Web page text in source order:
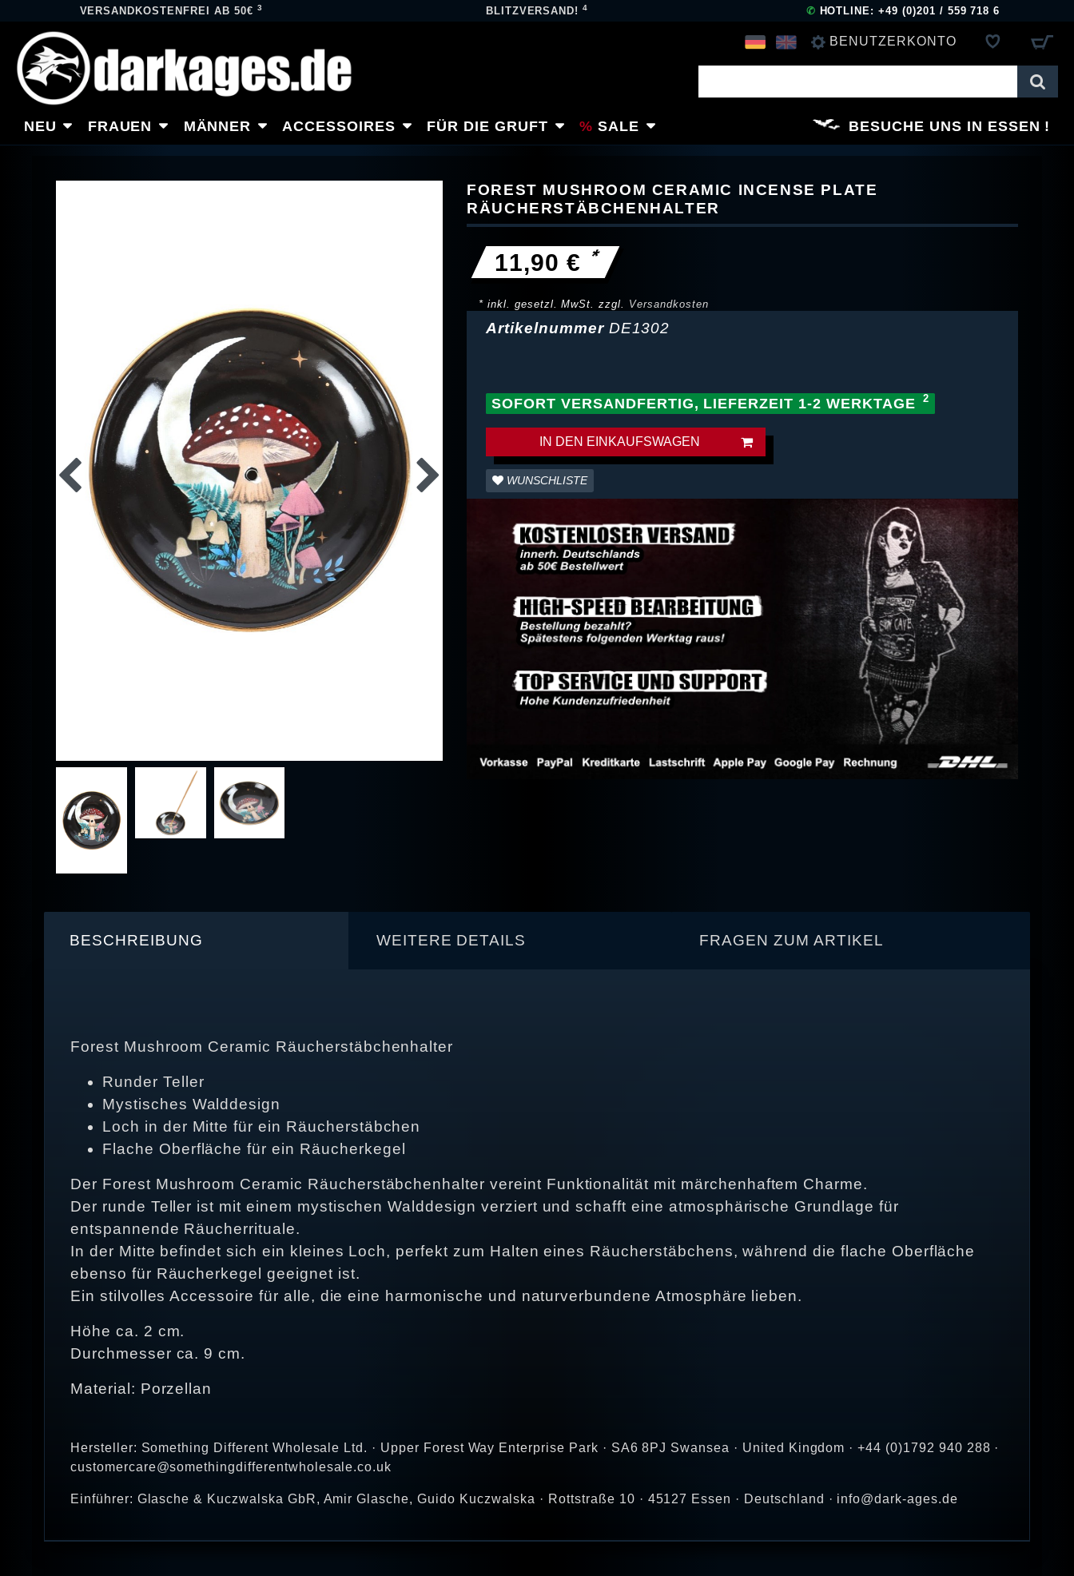
VERSANDKOSTENFREI AB 50€ 3 BLITZVERSAND!4 ✆ HOTLINE: +49 (0)201 / 559 718 6
BENUTZERKONTO
REGISTRIEREN
NEU FRAUEN MÄNNER ACCESSOIRES FÜR DIE GRUFT SALE BESUCHE UNS IN ESSEN
FOREST MUSHROOM CERAMIC INCENSE PLATE
RÄUCHERSTÄBCHENHALTER
11,90 € *
* inkl. gesetzl. MwSt. zzgl. Versandkosten
Artikelnummer DE1302
SOFORT VERSANDFERTIG, LIEFERZEIT 1-2 WERKTAGE
IN DEN EINKAUFSWAGEN
WUNSCHLISTE
BESCHREIBUNG WEITERE DETAILS FRAGEN ZUM ARTIKEL
Forest Mushroom Ceramic Räucherstäbchenhalter
Runder Teller
Mystisches Walddesign
Loch in der Mitte für ein Räucherstäbchen
Flache Oberfläche für ein Räucherkegel
Der Forest Mushroom Ceramic Räucherstäbchenhalter vereint Funktionalität mit märchenhaftem Charme.
Der runde Teller ist mit einem mystischen Walddesign verziert und schafft eine atmosphärische Grundlage für
entspannende Räucherrituale.
In der Mitte befindet sich ein kleines Loch, perfekt zum Halten eines Räucherstäbchens, während die flache Oberfläche
ebenso für Räucherkegel geeignet ist.
Ein stilvolles Accessoire für alle, die eine harmonische und naturverbundene Atmosphäre lieben.
Höhe ca. 2 cm.
Durchmesser ca. 9 cm.
Material: Porzellan
Hersteller: Something Different Wholesale Ltd. · Upper Forest Way Enterprise Park · SA6 8PJ Swansea · United Kingdom · +44 (0)1792 940 288 ·
customercare@somethingdifferentwholesale.co.uk
Einführer: Glasche & Kuczwalska GbR, Amir Glasche, Guido Kuczwalska · Rottstraße 10 · 45127 Essen · Deutschland · info@dark-ages.de